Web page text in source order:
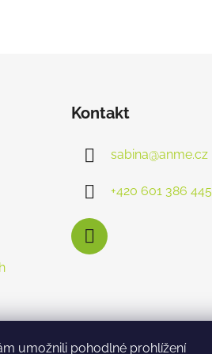
umožnili pohodlné prohlížení
Kontakt
sabina@anme.cz
+420 601 386 445